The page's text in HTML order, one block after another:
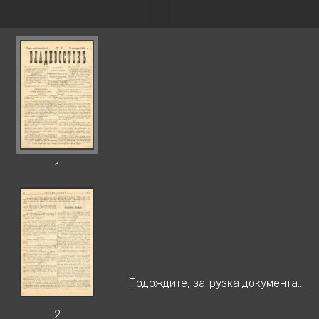
1
2
Подождите, загрузка документа...